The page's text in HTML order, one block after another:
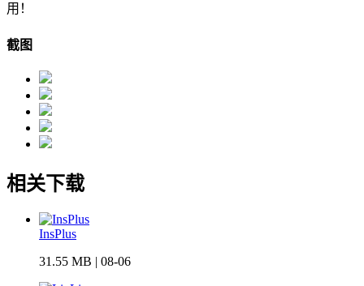
用！
截图
相关下载
InsPlus
31.55 MB | 08-06